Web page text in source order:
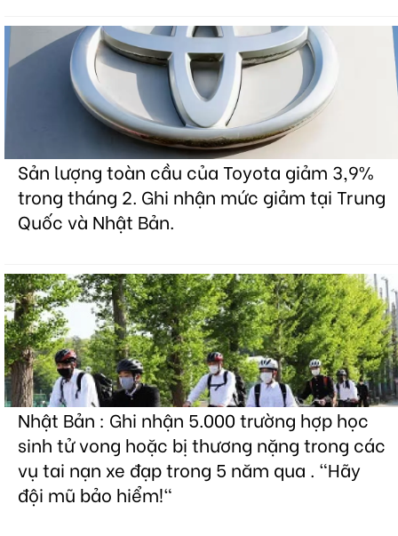
Sản lượng toàn cầu của Toyota giảm 3,9%
trong tháng 2. Ghi nhận mức giảm tại Trung
Quốc và Nhật Bản.
Nhật Bản : Ghi nhận 5.000 trường hợp học
sinh tử vong hoặc bị thương nặng trong các
vụ tai nạn xe đạp trong 5 năm qua . "Hãy
đội mũ bảo hiểm!"